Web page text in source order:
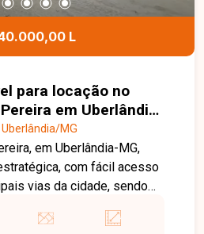
L
para locação no
em Uberlândia-
MG
em Uberlândia-MG,
com fácil acesso
vias da cidade, sendo
eficiente, mobilidade e